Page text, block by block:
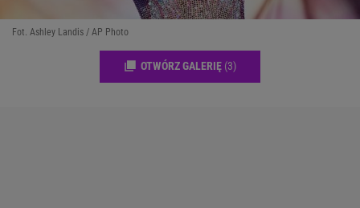
Fot. Ashley Landis / AP Photo
OTWÓRZ GALERIĘ (3)